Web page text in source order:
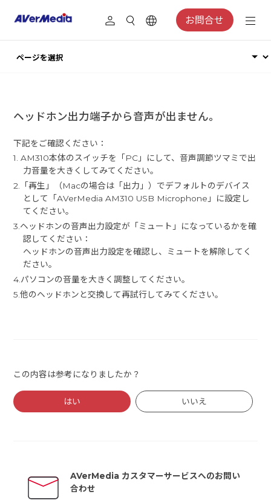
お問合せ
ヘッドホン出力端子から音声が出ません。
下記をご確認ください：
1. AM310本体のスイッチを「PC」にして、音声調節ツマミで出
力音量を大きくしてみてください。
2.「再生」（Macの場合は「出力」）でデフォルトのデバイス
として「AVerMedia AM310 USB Microphone」に設定し
てください。
3.ヘッドホンの音声出力設定が「ミュート」になっているかを確
認してください：
ヘッドホンの音声出力設定を確認し、ミュートを解除してく
ださい。
4.パソコンの音量を大きく調整してください。
5.他のヘッドホンと交換して再試行してみてください。
この内容は参考になりましたか？
はい いいえ
AVerMedia カスタマーサービスへのお問い
合わせ